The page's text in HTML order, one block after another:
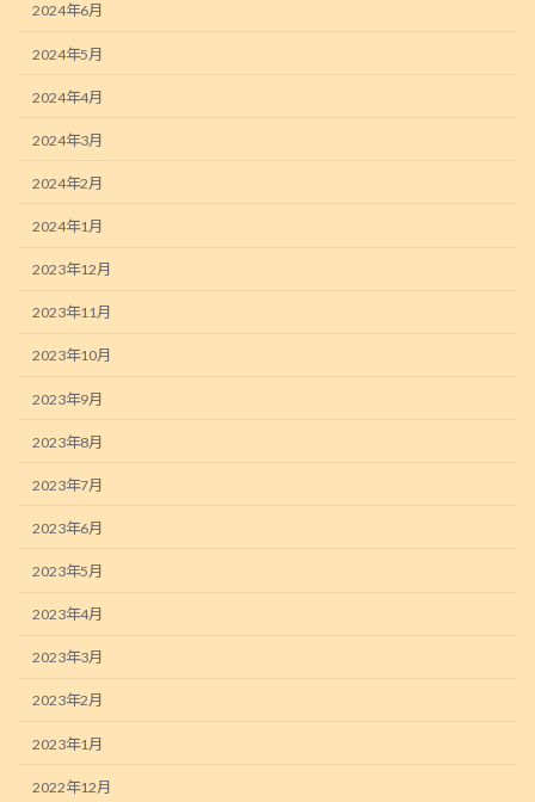
2024年6月
2024年5月
2024年4月
2024年3月
2024年2月
2024年1月
2023年12月
2023年11月
2023年10月
2023年9月
2023年8月
2023年7月
2023年6月
2023年5月
2023年4月
2023年3月
2023年2月
2023年1月
2022年12月